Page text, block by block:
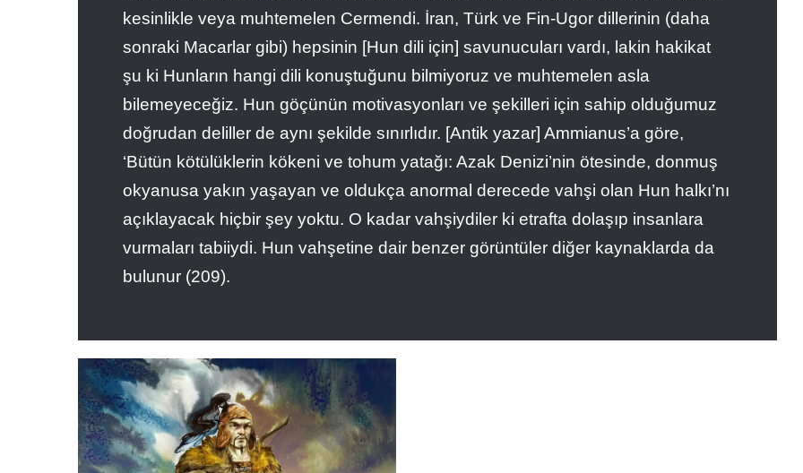
kesinlikle veya muhtemelen Cermendi. İran, Türk ve Fin-Ugor dillerinin (daha
sonraki Macarlar gibi) hepsinin [Hun dili için] savunucuları vardı, lakin hakikat
şu ki Hunların hangi dili konuştuğunu bilmiyoruz ve muhtemelen asla
bilemeyeceğiz. Hun göçünün motivasyonları ve şekilleri için sahip olduğumuz
doğrudan deliller de aynı şekilde sınırlıdır. [Antik yazar] Ammianus’a göre,
‘Bütün kötülüklerin kökeni ve tohum yatağı: Azak Denizi’nin ötesinde, donmuş
okyanusa yakın yaşayan ve oldukça anormal derecede vahşi olan Hun halkı’nı
açıklayacak hiçbir şey yoktu. O kadar vahşiydiler ki etrafta dolaşıp insanlara
vurmaları tabiiydi. Hun vahşetine dair benzer görüntüler diğer kaynaklarda da
bulunur (209).